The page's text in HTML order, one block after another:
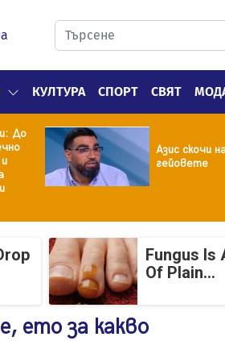
КУЛТУРА СПОРТ СВЯТ
До
Азис скочи
гейовете
Fungus Is
Of Plain...
ето за какво